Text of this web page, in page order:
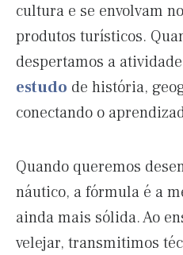
cultura e se envolvam
produtos turísticos.
despertamos a
estudo de história,
conectando o
Quando queremos
náutico, a fórmula é a
ainda mais sólida. Ao
velejar, transmitimos